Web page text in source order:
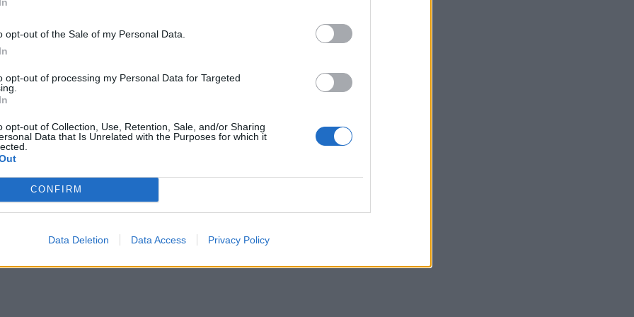
opt-out of the Sale of my Personal Data.
opt-out of processing my Personal Data for Targeted
opt-out of Collection, Use, Retention, Sale, and/or Sharing
Data that Is Unrelated with the Purposes for which it
CONFIRM
Data Deletion Data Access Privacy Policy
την παρέα του
από μια όμορφη παραδοσιακή οικογένεια,
10 χρόνια και συμμετέχει ενεργά σε πολλές
χαρίσουν μια βραδιά γεμάτη νησιώτικα
της γιορτής της Παναγίας και υπόσχονται
τους!